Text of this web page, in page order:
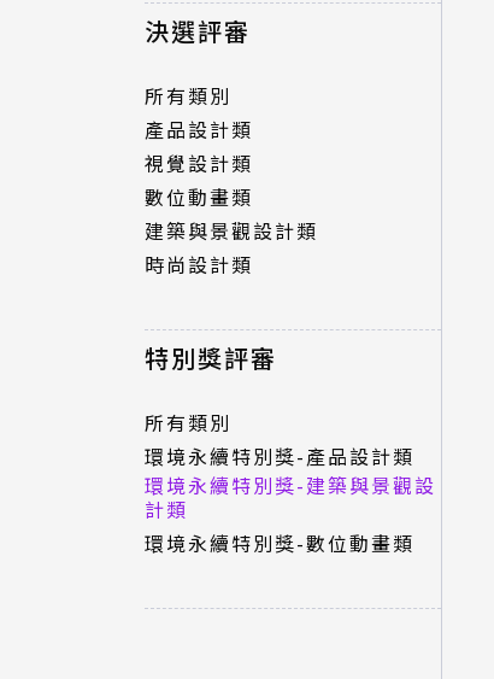
所有類別
產品設計類
視覺設計類
數位動畫類
建築與景觀設計類
時尚設計類
特別獎評審
所有類別
環境永續特別獎-產品設計類
環境永續特別獎-建築與景觀設
計類
環境永續特別獎-數位動畫類
決選評審
所有類別
產品設計類
視覺設計類
數位動畫類
建築與景觀設計類
時尚設計類
特別獎評審
所有類別
環境永續特別獎-產品設計類
環境永續特別獎-建築與景觀設
計類
環境永續特別獎-數位動畫類